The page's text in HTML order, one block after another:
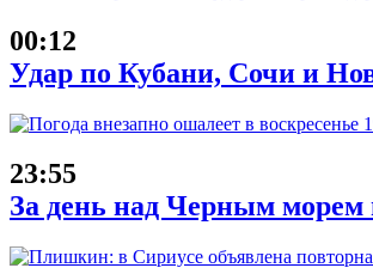
00:12
Удар по Кубани, Сочи и
23:55
За день над Черным